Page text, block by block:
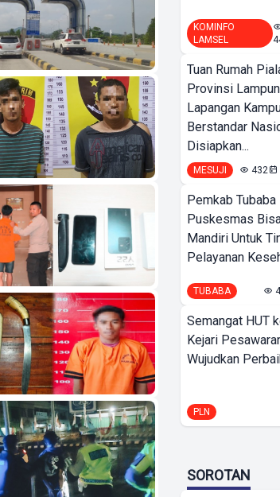
KOMINFO
LAMSEL
Tuan Rumah
Provinsi
Lapangan
Berstandar
Disiapkan...
MESUJI 432
Pemkab Tubaba
Puskesmas
Mandiri Untuk
Pelayanan
TUBABA
Semangat HUT
Kejari
Wujudkan
PLN
SOROTAN